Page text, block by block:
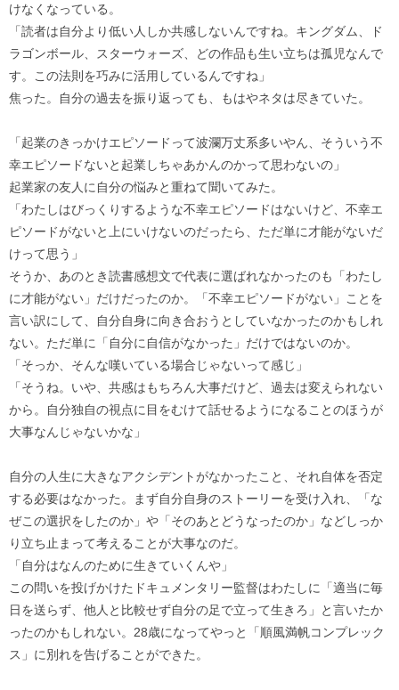
けなくなっている。
「読者は自分より低い人しか共感しないんですね。キングダム、ド
ラゴンボール、スターウォーズ、どの作品も生い立ちは孤児なんで
す。この法則を巧みに活用しているんですね」
焦った。自分の過去を振り返っても、もはやネタは尽きていた。
「起業のきっかけエピソードって波瀾万丈系多いやん、そういう不
幸エピソードないと起業しちゃあかんのかって思わないの」
起業家の友人に自分の悩みと重ねて聞いてみた。
「わたしはびっくりするような不幸エピソードはないけど、不幸エ
ピソードがないと上にいけないのだったら、ただ単に才能がないだ
けって思う」
そうか、あのとき読書感想文で代表に選ばれなかったのも「わたし
に才能がない」だけだったのか。「不幸エピソードがない」ことを
言い訳にして、自分自身に向き合おうとしていなかったのかもしれ
ない。ただ単に「自分に自信がなかった」だけではないのか。
「そっか、そんな嘆いている場合じゃないって感じ」
「そうね。いや、共感はもちろん大事だけど、過去は変えられない
から。自分独自の視点に目をむけて話せるようになることのほうが
大事なんじゃないかな」
自分の人生に大きなアクシデントがなかったこと、それ自体を否定
する必要はなかった。まず自分自身のストーリーを受け入れ、「な
ぜこの選択をしたのか」や「そのあとどうなったのか」などしっか
り立ち止まって考えることが大事なのだ。
「自分はなんのために生きていくんや」
この問いを投げかけたドキュメンタリー監督はわたしに「適当に毎
日を送らず、他人と比較せず自分の足で立って生きろ」と言いたか
ったのかもしれない。28歳になってやっと「順風満帆コンプレック
ス」に別れを告げることができた。